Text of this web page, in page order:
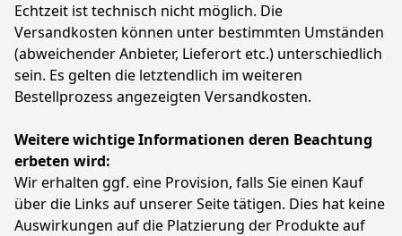
Lieferumfang – Im Lieferumfang enthalten sind der
Saugschlauch, ein Kunststoff-Saugkorb mit
Rückschlagventil, ein Adapterstück und ein
Doppelnippel.
Farbe Hersteller
Schwarz
Zum Angebot
Echtzeit ist technisch nicht möglich. Die
Versandkosten können unter bestimmten Umständen
(abweichender Anbieter, Lieferort etc.) unterschiedlich
sein. Es gelten die letztendlich im weiteren
Bestellprozess angezeigten Versandkosten.
Weitere wichtige Informationen deren Beachtung
erbeten wird:
Wir erhalten ggf. eine Provision, falls Sie einen Kauf
über die Links auf unserer Seite tätigen. Dies hat keine
Auswirkungen auf die Platzierung der Produkte auf